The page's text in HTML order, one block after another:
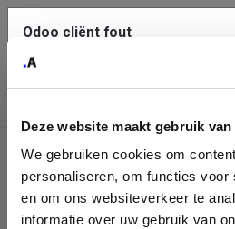
Deze website maakt gebruik
We gebruiken cookies om
personaliseren, om functies voor
en om ons websiteverkeer te
informatie over uw gebruik van
Identificatie
onderneming
Odoo cliënt fout
klembord
Je dient de kopieer knop te
aan support.